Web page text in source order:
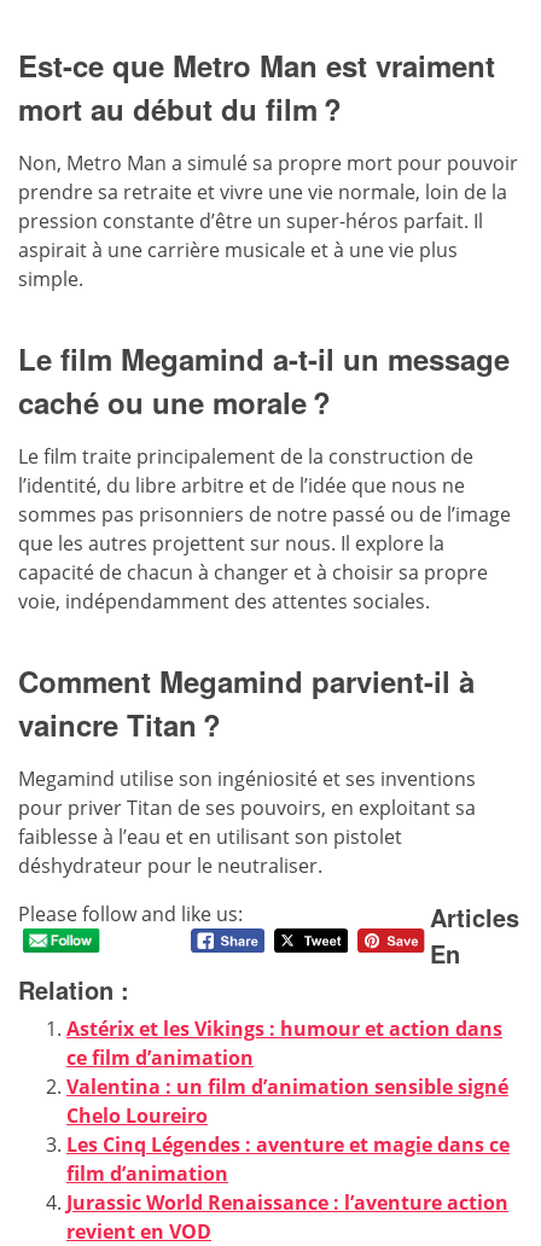
Est-ce que Metro Man est vraiment
mort au début du film ?
Non, Metro Man a simulé sa propre mort pour pouvoir
prendre sa retraite et vivre une vie normale, loin de la
pression constante d’être un super-héros parfait. Il
aspirait à une carrière musicale et à une vie plus
simple.
Le film Megamind a-t-il un message
caché ou une morale ?
Le film traite principalement de la construction de
l’identité, du libre arbitre et de l’idée que nous ne
sommes pas prisonniers de notre passé ou de l’image
que les autres projettent sur nous. Il explore la
capacité de chacun à changer et à choisir sa propre
voie, indépendamment des attentes sociales.
Comment Megamind parvient-il à
vaincre Titan ?
Megamind utilise son ingéniosité et ses inventions
pour priver Titan de ses pouvoirs, en exploitant sa
faiblesse à l’eau et en utilisant son pistolet
déshydrateur pour le neutraliser.
Please follow and like us:
Articles
En
Relation :
Astérix et les Vikings : humour et action dans
ce film d’animation
Valentina : un film d’animation sensible signé
Chelo Loureiro
Les Cinq Légendes : aventure et magie dans ce
film d’animation
Jurassic World Renaissance : l’aventure action
revient en VOD